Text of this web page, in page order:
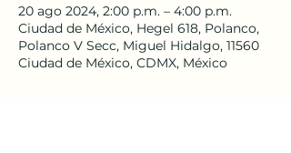
20 ago 2024, 2:00 p.m. – 4:00 p.m.
Ciudad de México, Hegel 618, Polanco,
Polanco V Secc, Miguel Hidalgo, 11560
Ciudad de México, CDMX, México